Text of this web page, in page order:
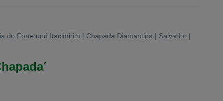
do Forte und Itacimirim | Chapada Diamantina | Salvador |